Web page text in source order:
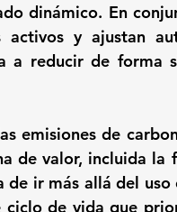
dinámico. En
activos y ajustan
a reducir de forma
emisiones de
de valor, incluida la
ir más allá del
de vida que